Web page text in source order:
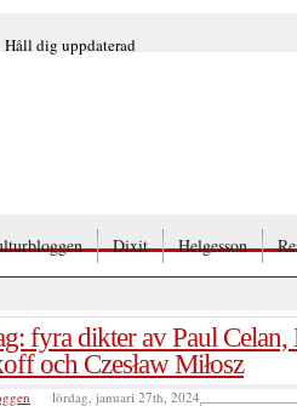
Håll dig uppdaterad
Dixit Helgesson
fyra dikter av Paul
och Czesław Miłosz
lördag, januari 27th, 2024